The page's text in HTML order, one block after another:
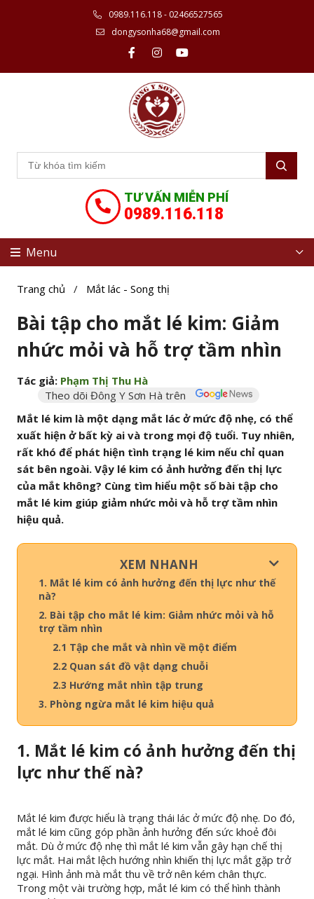
0989.116.118 - 02466527565
dongysonha68@gmail.com
TƯ VẤN MIỄN PHÍ
0989.116.118
Menu
Trang chủ / Mắt lác - Song thị
Bài tập cho mắt lé kim: Giảm
nhức mỏi và hỗ trợ tầm nhìn
Tác giả: Phạm Thị Thu Hà
Theo dõi Đông Y Sơn Hà trên
Mắt lé kim là một dạng mắt lác ở mức độ nhẹ, có thể
xuất hiện ở bất kỳ ai và trong mọi độ tuổi. Tuy nhiên,
rất khó để phát hiện tình trạng lé kim nếu chỉ quan
sát bên ngoài. Vậy lé kim có ảnh hưởng đến thị lực
của mắt không? Cùng tìm hiểu một số bài tập cho
mắt lé kim giúp giảm nhức mỏi và hỗ trợ tầm nhìn
hiệu quả.
XEM NHANH
1. Mắt lé kim có ảnh hưởng đến thị lực như thế
nà?
2. Bài tập cho mắt lé kim: Giảm nhức mỏi và hỗ
trợ tầm nhìn
2.1 Tập che mắt và nhìn về một điểm
2.2 Quan sát đồ vật dạng chuỗi
2.3 Hướng mắt nhìn tập trung
3. Phòng ngừa mắt lé kim hiệu quả
1. Mắt lé kim có ảnh hưởng đến thị
lực như thế nà?
Mắt lé kim được hiểu là trạng thái lác ở mức độ nhẹ. Do đó,
mắt lé kim cũng góp phần ảnh hưởng đến sức khoẻ đôi
mắt. Dù ở mức độ nhẹ thì mắt lé kim vẫn gây hạn chế thị
lực mắt. Hai mắt lệch hướng nhìn khiến thị lực mắt gặp trở
ngại. Hình ảnh mà mắt thu về trở nên kém chân thực.
Trong một vài trường hợp, mắt lé kim có thể hình thành